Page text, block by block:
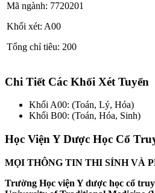
Mã ngành: 7720201
Khối xét: A00
Tổng chỉ tiêu: 200
Chi Tiết Các Khối Xét Tuyển
Khối A00: (Toán, Lý, Hóa)
Khối B00: (Toán, Hóa, Sinh)
Học Viện Y Dược Học Cổ
MỌI THÔNG TIN THI SÍNH VÀ
Trường Học viện Y dược học cổ